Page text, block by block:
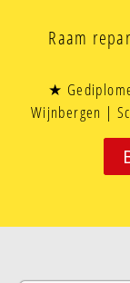
Raam
★
Wijnbergen |